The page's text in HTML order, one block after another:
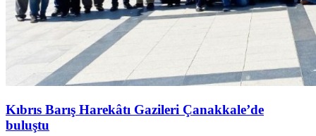
Kıbrıs Barış Harekâtı Gazileri Çanakkale’de
buluştu